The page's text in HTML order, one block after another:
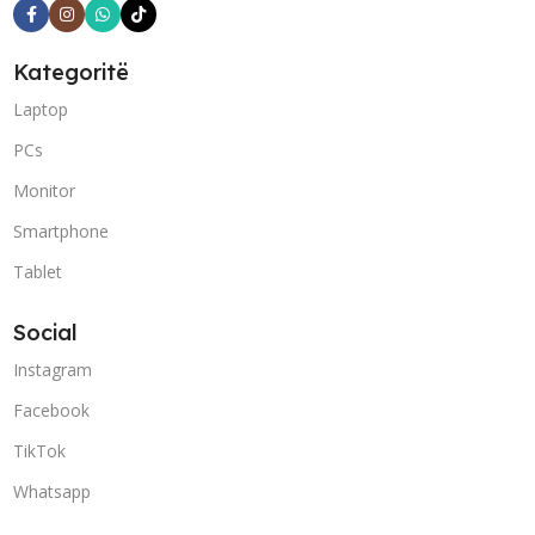
Kategoritë
Laptop
PCs
Monitor
Smartphone
Tablet
Social
Instagram
Facebook
TikTok
Whatsapp